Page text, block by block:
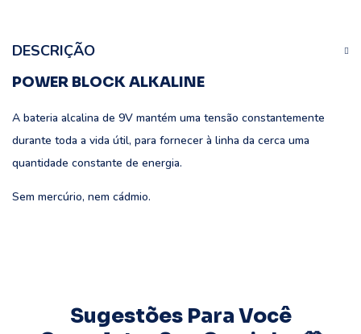
DESCRIÇÃO
POWER BLOCK ALKALINE
A bateria alcalina de 9V mantém uma tensão constantemente
durante toda a vida útil, para fornecer à linha da cerca uma
quantidade constante de energia.
Sem mercúrio, nem cádmio.
Sugestões Para Você